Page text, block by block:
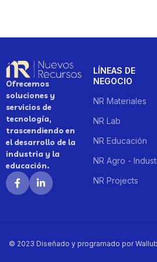
Ofrecemos
soluciones y
servicios de
tecnología,
trascendiendo en
el desarrollo de la
industria y la
educación.
LÍNEAS DE
NEGOCIO
NR Materiales
NR Lab
NR Educación
NR Agro -
NR Projects
© 2023 Diseñado y programado por